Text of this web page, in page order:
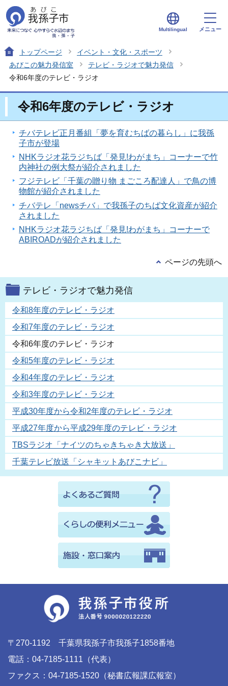
Multilingual メニュー
トップページ
イベント・文化・スポーツ
あびこの魅力発信室
テレビ・ラジオで魅力発信
令和6年度のテレビ・ラジオ
令和6年度のテレビ・ラジオ
チバテレビ正月番組「夢を育むちばの暮らし」に我孫
子市が登場
NHKラジオ花ラジちば「発見!わがまち」コーナーで竹
内神社の例大祭が紹介されました
フジテレビ「千葉の贈り物 まごころ配達人」で鳥の博
物館が紹介されました
チバテレ「newsチバ」で我孫子のちば文化資産が紹介
されました
NHKラジオ花ラジちば「発見!わがまち」コーナーで
ABIROADが紹介されました
ページの先頭へ
テレビ・ラジオで魅力発信
令和8年度のテレビ・ラジオ
令和7年度のテレビ・ラジオ
令和6年度のテレビ・ラジオ
令和5年度のテレビ・ラジオ
令和4年度のテレビ・ラジオ
令和3年度のテレビ・ラジオ
平成30年度から令和2年度のテレビ・ラジオ
平成27年度から平成29年度のテレビ・ラジオ
TBSラジオ「ナイツのちゃきちゃき大放送」
千葉テレビ放送「シャキットあびこナビ」
〒270-1192 千葉県我孫子市我孫子1858番地
電話：04-7185-1111（代表）
ファクス：04-7185-1520（秘書広報課広報室）